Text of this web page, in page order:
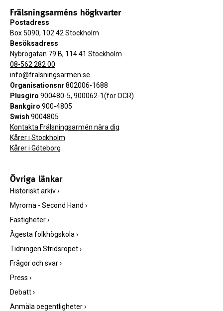
Frälsningsarméns högkvarter
Postadress
Box 5090, 102 42 Stockholm
Besöksadress
Nybrogatan 79 B, 114 41 Stockholm
08-562 282 00
info@fralsningsarmen.se
Organisationsnr 802006-1688
Plusgiro 900480-5, 900062-1(för OCR)
Bankgiro 900-4805
Swish 9004805
Kontakta Frälsningsarmén nära dig
Kårer i Stockholm
Kårer i Göteborg
Övriga länkar
Historiskt arkiv›
Myrorna - Second Hand ›
Fastigheter›
Ågesta folkhögskola ›
Tidningen Stridsropet›
Frågor och svar›
Press ›
Debatt›
Anmäla oegentligheter›